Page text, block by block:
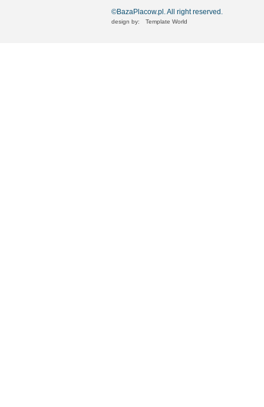
©BazaPlacow.pl. All right reserved.
design by: Template World